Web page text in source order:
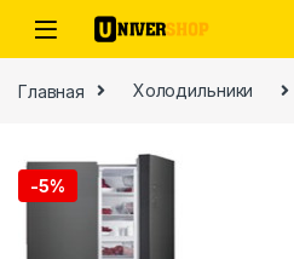
Skip to navigation
Skip to content
Главная Холодильники
-5%